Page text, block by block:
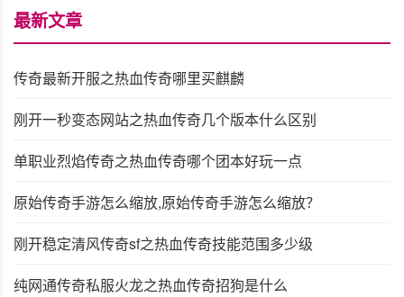
最新文章
传奇最新开服之热血传奇哪里买麒麟
刚开一秒变态网站之热血传奇几个版本什么区别
单职业烈焰传奇之热血传奇哪个团本好玩一点
原始传奇手游怎么缩放,原始传奇手游怎么缩放？
刚开稳定清风传奇sf之热血传奇技能范围多少级
纯网通传奇私服火龙之热血传奇招狗是什么